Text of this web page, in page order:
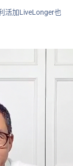
活加LiveLonger也